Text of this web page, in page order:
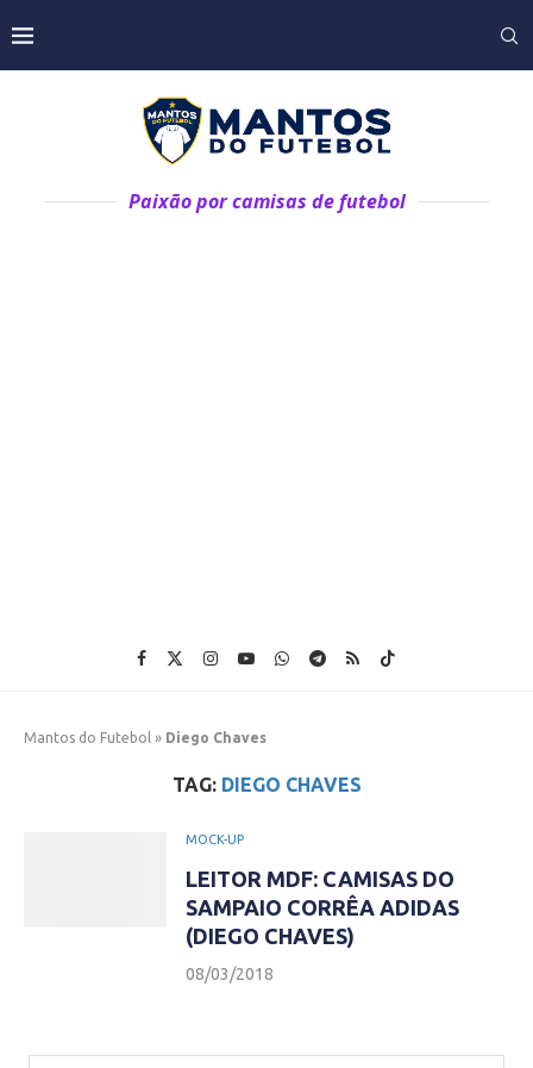
Paixão por camisas de futebol
Mantos do Futebol » Diego Chaves
TAG: DIEGO CHAVES
MOCK-UP
LEITOR MDF: CAMISAS DO
SAMPAIO CORRÊA ADIDAS
(DIEGO CHAVES)
08/03/2018